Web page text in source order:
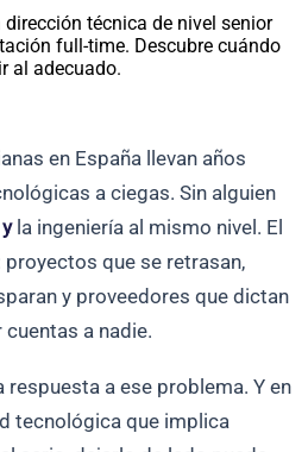
técnica de nivel senior
full-time. Descubre cuándo
al adecuado.
en España llevan años
a ciegas. Sin alguien
yla ingeniería al mismo nivel. El
que se retrasan,
y proveedores que dictan
a nadie.
respuesta a ese problema. Y en
tecnológica que implica